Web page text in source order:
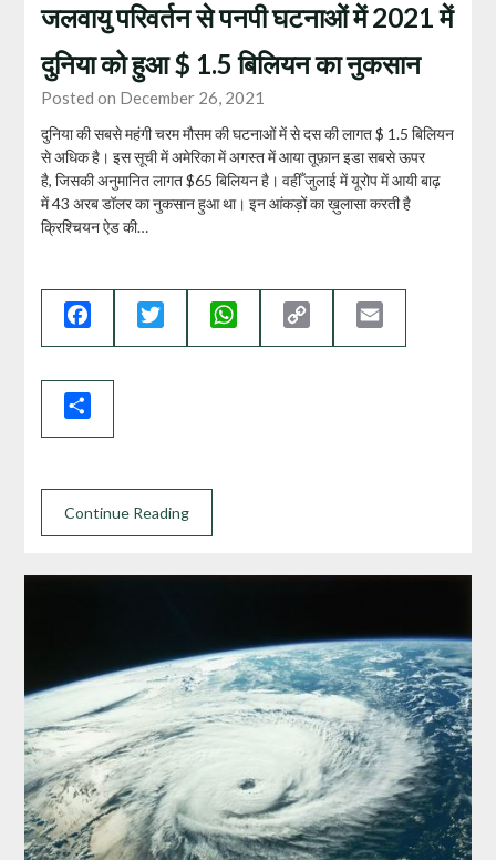
जलवायु परिवर्तन से पनपी घटनाओं में 2021 में
दुनिया को हुआ $ 1.5 बिलियन का नुकसान
Posted on December 26, 2021
दुनिया की सबसे महंगी चरम मौसम की घटनाओं में से दस की लागत $ 1.5 बिलियन
से अधिक है। इस सूची में अमेरिका में अगस्त में आया तूफ़ान इडा सबसे ऊपर
है, जिसकी अनुमानित लागत $65 बिलियन है। वहीँ जुलाई में यूरोप में आयी बाढ़
में 43 अरब डॉलर का नुकसान हुआ था। इन आंकड़ों का ख़ुलासा करती है
क्रिश्चियन ऐड की…
Facebook Twitter WhatsApp
Link
Continue Reading